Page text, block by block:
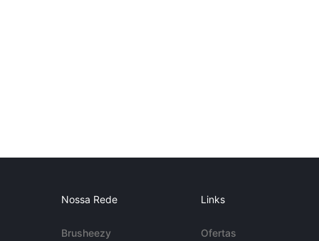
Nossa Rede
Brusheezy
Links
Ofertas